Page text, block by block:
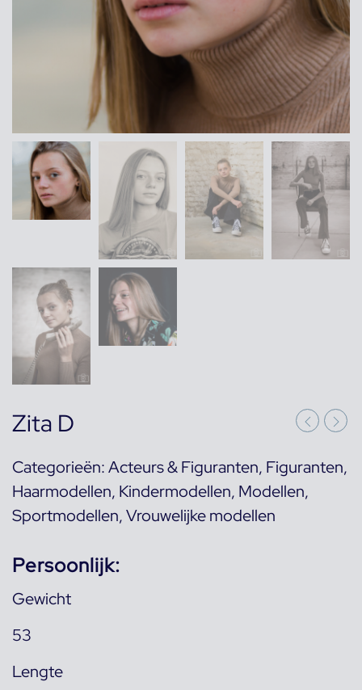
Zita D
Categorieën:Acteurs & Figuranten, Figuranten,
Haarmodellen, Kindermodellen, Modellen,
Sportmodellen,Vrouwelijke modellen
Persoonlijk:
Gewicht
53
Lengte